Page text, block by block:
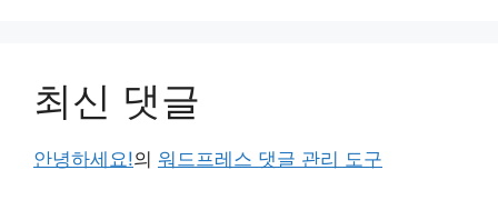
최신 댓글
안녕하세요!의 워드프레스 댓글 관리 도구